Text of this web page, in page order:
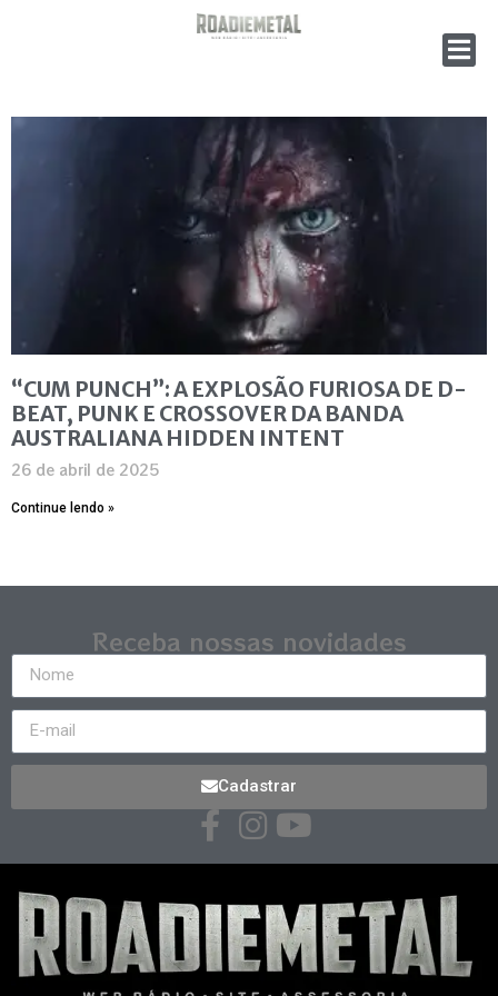
“CUM PUNCH”: A EXPLOSÃO FURIOSA DE D-
BEAT, PUNK E CROSSOVER DA BANDA
AUSTRALIANA HIDDEN INTENT
26 de abril de 2025
Continue lendo »
Receba nossas novidades
Cadastrar